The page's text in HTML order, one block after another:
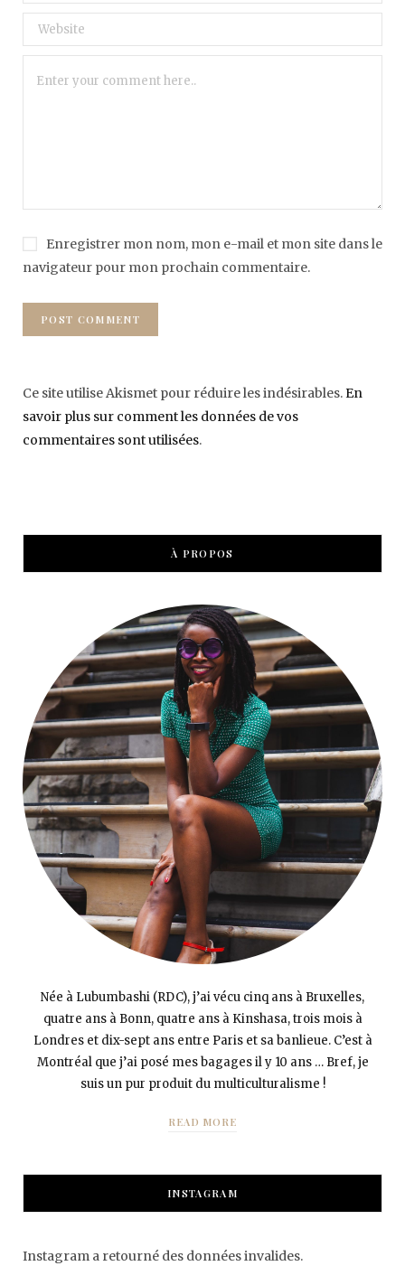
Enregistrer mon nom, mon e-mail et mon site dans le
navigateur pour mon prochain commentaire.
Ce site utilise Akismet pour réduire les indésirables.En
savoir plus sur comment les données de vos
commentaires sont utilisées.
À PROPOS
Née à Lubumbashi (RDC), j’ai vécu cinq ans à Bruxelles,
quatre ans à Bonn, quatre ans à Kinshasa, trois mois à
Londres et dix-sept ans entre Paris et sa banlieue. C’est à
Montréal que j’ai posé mes bagages il y 10 ans … Bref, je
suis un pur produit du multiculturalisme !
READ MORE
INSTAGRAM
Instagram a retourné des données invalides.